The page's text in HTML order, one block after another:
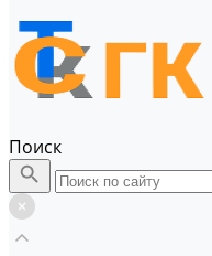
Поиск